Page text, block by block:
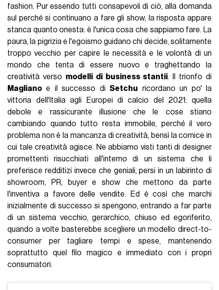
fashion. Pur essendo tutti consapevoli di ciò, alla domanda
sul perché si continuano a fare gli show, la risposta appare
stanca quanto onesta: è l'unica cosa che sappiamo fare. La
paura, la pigrizia e l'egoismo guidano chi decide, solitamente
troppo vecchio per capire le necessità e le volontà di un
mondo che tenta di essere nuovo e traghettando la
creatività verso modelli di business stantii. Il trionfo di
Magliano e il successo diSetchu ricordano un po' la
vittoria dell'Italia agli Europei di calcio del 2021: quella
debole e rassicurante illusione che le cose stiano
cambiando quando tutto resta immobile, perché il vero
problema non è la mancanza di creatività, bensì la cornice in
cui tale creatività agisce. Ne abbiamo visti tanti di designer
promettenti risucchiati all'interno di un sistema che li
preferisce redditizi invece che geniali, persi in un labirinto di
showroom, PR, buyer e show che mettono da parte
l'inventiva a favore delle vendite. Ed è così che marchi
inizialmente di successo si spengono, entrando a far parte
di un sistema vecchio, gerarchico, chiuso ed egoriferito,
quando a volte basterebbe scegliere un modello direct-to-
consumer per tagliare tempi e spese, mantenendo
soprattutto quel filo magico e immediato con i propri
consumatori.